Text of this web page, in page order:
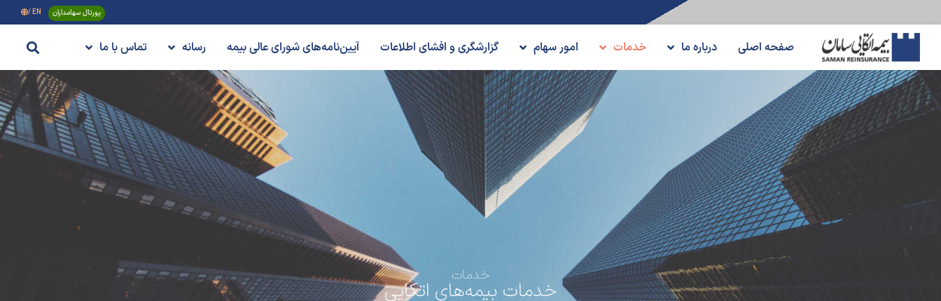
پورتال سهامداران EN /
صفحه اصلی درباره ما خدمات امور سهام گزارشگری و افشای اطلاعات آیین‌نامه‌های شورای عالی بیمه رسانه تماس با ما
خدمات
خدمات بیمه‌های اتکایی